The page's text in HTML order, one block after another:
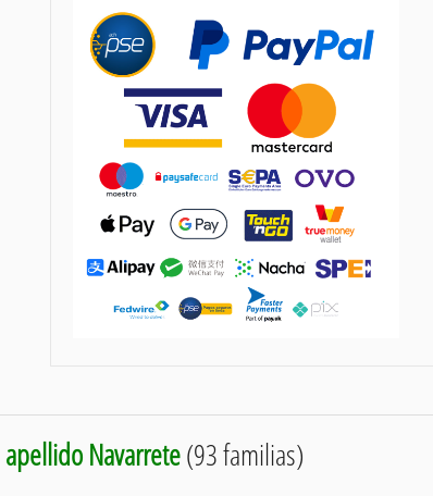
apellido Navarrete(93 familias)